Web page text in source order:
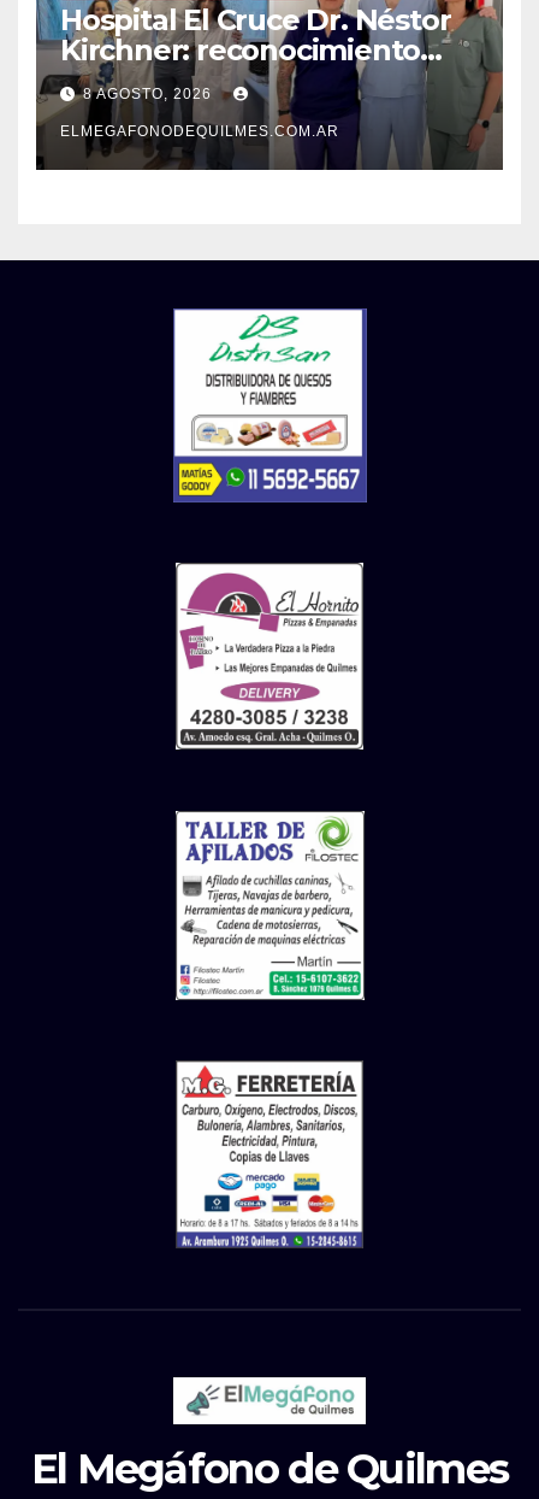
Hospital El Cruce Dr. Néstor
Kirchner: reconocimiento
internacional a la calidad de
su atención
8 AGOSTO, 2026
ELMEGAFONODEQUILMES.COM.AR
El Megáfono de Quilmes